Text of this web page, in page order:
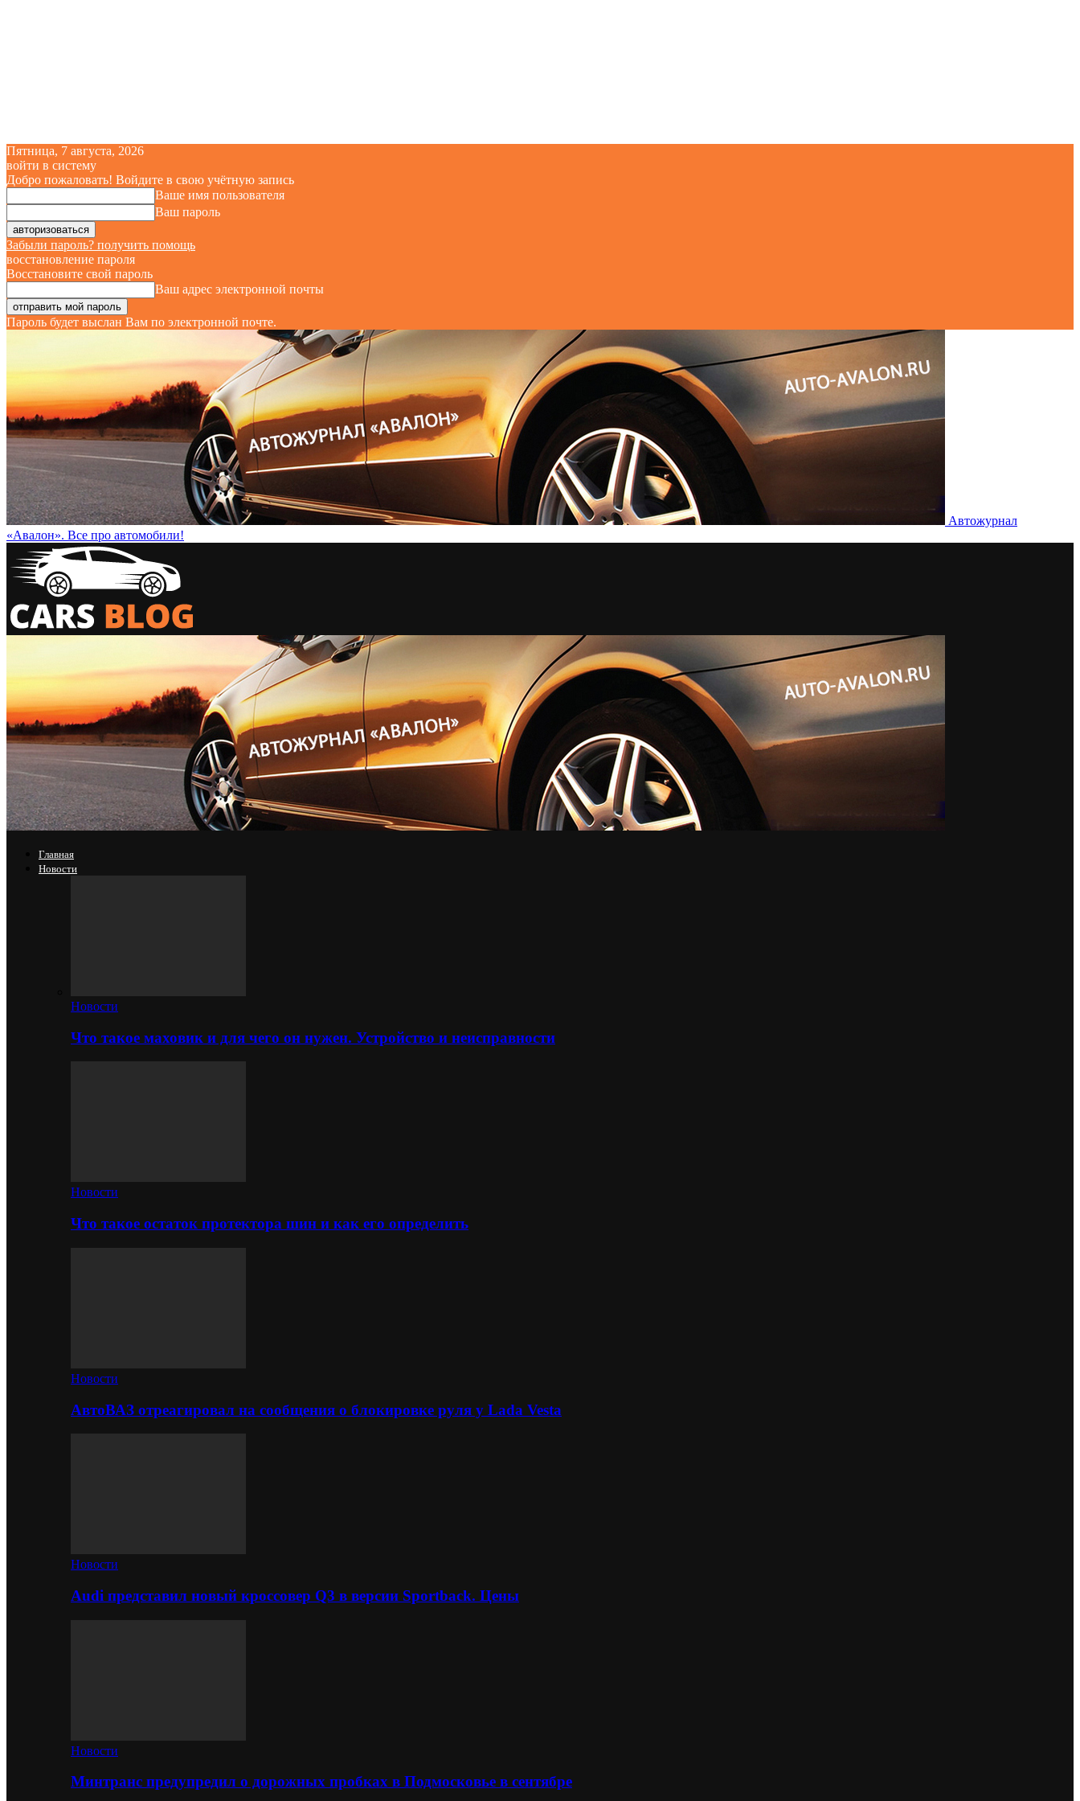
Пятница, 7 августа, 2026
войти в систему
Добро пожаловать! Войдите в свою учётную запись
Ваше имя пользователя
Ваш пароль
Забыли пароль? получить помощь
восстановление пароля
Восстановите свой пароль
Ваш адрес электронной почты
Пароль будет выслан Вам по электронной почте.
Автожурнал
«Авалон». Все про автомобили!
Главная
Новости
Новости
Что такое маховик и для чего он нужен. Устройство и неисправности
Новости
Что такое остаток протектора шин и как его определить
Новости
АвтоВАЗ отреагировал на сообщения о блокировке руля у Lada Vesta
Новости
Audi представил новый кроссовер Q3 в версии Sportback. Цены
Новости
Минтранс предупредил о дорожных пробках в Подмосковье в сентябре